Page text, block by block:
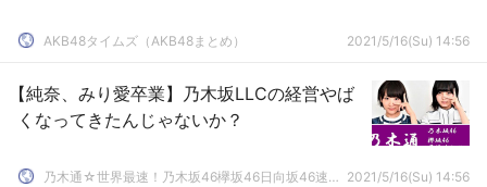
AKB48タイムズ（AKB48まとめ） 2021/5/16(Su) 14:56
【純奈、みり愛卒業】乃木坂LLCの経営やば
くなってきたんじゃないか？
乃木通☆世界最速！乃木坂46欅坂46日向坂46速報まとめ 2021/5/16(Su) 14:56